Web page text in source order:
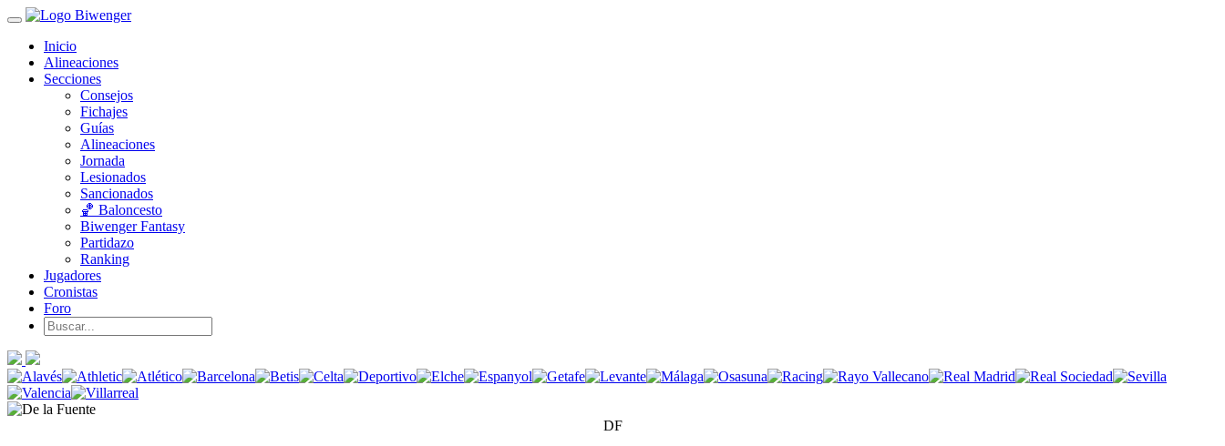
Inicio
Alineaciones
Secciones
Consejos
Fichajes
Guías
Alineaciones
Jornada
Lesionados
Sancionados
🏀 Baloncesto
Biwenger Fantasy
Partidazo
Ranking
Jugadores
Cronistas
Foro
DF